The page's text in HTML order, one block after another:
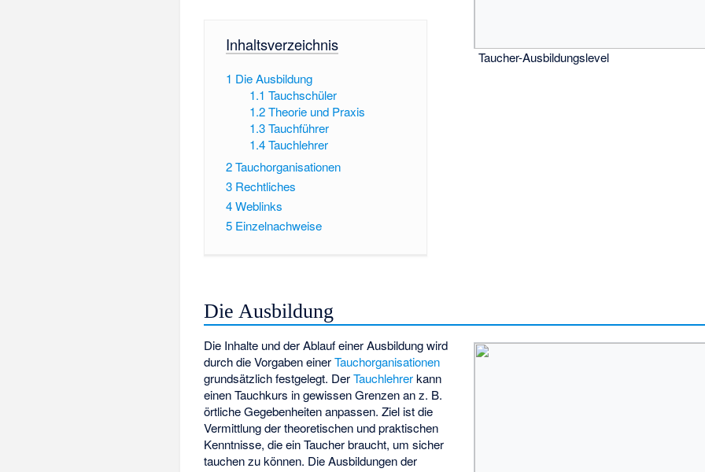
Taucher-Ausbildungslevel
Inhaltsverzeichnis
1 Die Ausbildung
1.1 Tauchschüler
1.2 Theorie und Praxis
1.3 Tauchführer
1.4 Tauchlehrer
2Tauchorganisationen
3 Rechtliches
4Weblinks
5 Einzelnachweise
Die Ausbildung
Die Inhalte und der Ablauf einer Ausbildung wird
durch die Vorgaben einerTauchorganisationen
grundsätzlich festgelegt. DerTauchlehrerkann
einen Tauchkurs in gewissen Grenzen an z. B.
örtliche Gegebenheiten anpassen. Ziel ist die
Vermittlung der theoretischen und praktischen
Kenntnisse, die ein Taucher braucht, um sicher
tauchen zu können. Die Ausbildungen der